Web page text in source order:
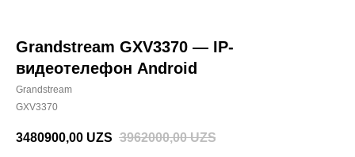
Grandstream GXV3370 — IP-
видеотелефон Android
Grandstream
GXV3370
3480900,00 UZS 3962000,00 UZS